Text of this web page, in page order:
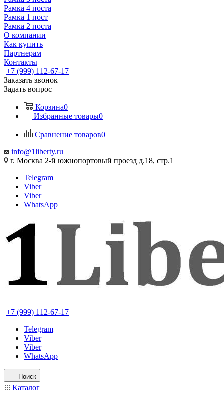
Рамка 4 поста
Рамка 1 пост
Рамка 2 поста
О компании
Как купить
Партнерам
Контакты
+7 (999) 112-67-17
Заказать звонок
Задать вопрос
Корзина0
Избранные товары0
Сравнение товаров0
info@1liberty.ru
г. Москва 2-й южнопортовый проезд д.18, стр.1
Telegram
Viber
Viber
WhatsApp
+7 (999) 112-67-17
Telegram
Viber
Viber
WhatsApp
Поиск
Каталог